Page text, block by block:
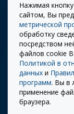
Правила
использования cookie
Правила пользования
сайтом
Политика
конфиденциальности
Нажимая
сайтом, Вы
метрической
обработку
посредством
файлов cookie
Политикой в
данных и
программ. Вы в
применение
браузера.